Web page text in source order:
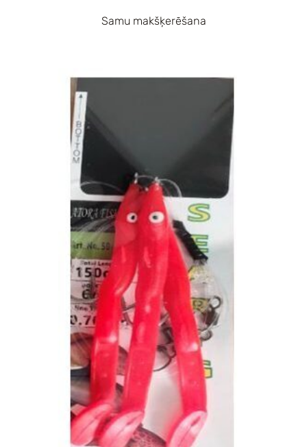
Samu makšķerēšana